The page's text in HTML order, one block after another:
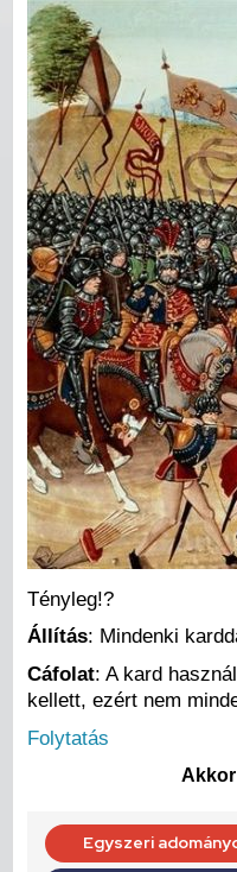
Tényleg!?
Állítás: Mindenki
Cáfolat: A kard
kellett, ezért nem
Folytatás